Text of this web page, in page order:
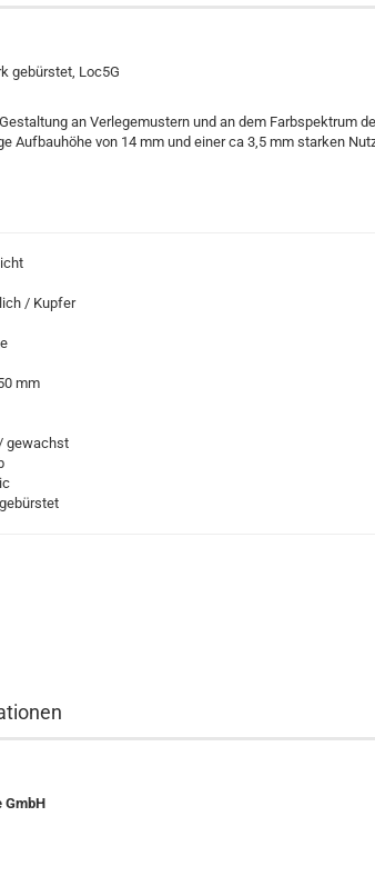
gebürstet, Loc5G
an Verlegemustern und an dem Farbspektrum
Aufbauhöhe von 14 mm und einer ca 3,5 mm starken
/ Kupfer
mm
gewachst
GmbH